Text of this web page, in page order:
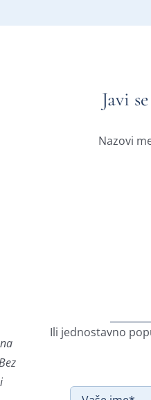
Javi
Nazovi
Ili jednostavno